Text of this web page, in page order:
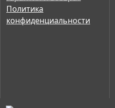
Политика
конфиденциальности